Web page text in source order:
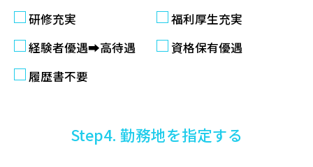
研修充実
福利厚生充実
経験者優遇➡高待遇
資格保有優遇
履歴書不要
Step4. 勤務地を指定する